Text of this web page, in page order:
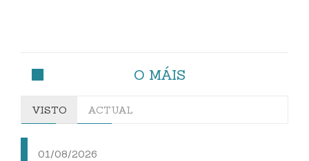
O MÁIS
VISTO ACTUAL
01/08/2026